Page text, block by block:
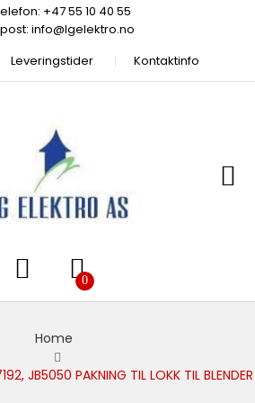
+47 55 10 40 55
info@lgelektro.no
Leveringstider Kontaktinfo
Home
JB5050 PAKNING TIL LOKK TIL BLENDER